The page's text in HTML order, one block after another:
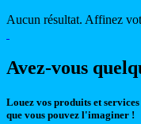
Aucun résultat. Affinez
Avez-vous
Louez vos produits et
que vous pouvez l'imaginer !